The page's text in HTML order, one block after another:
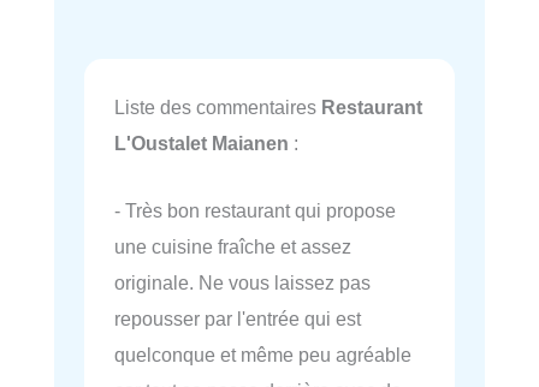
Liste des commentaires Restaurant
L'Oustalet Maianen :
- Très bon restaurant qui propose
une cuisine fraîche et assez
originale. Ne vous laissez pas
repousser par l'entrée qui est
quelconque et même peu agréable